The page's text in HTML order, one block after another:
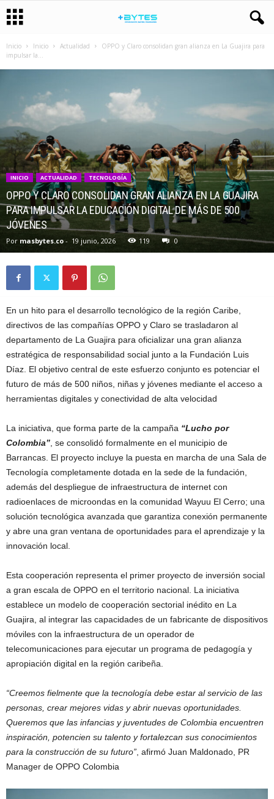
Inicio Inicio Actualidad
OPPO y Claro consolidan gran alianza en La Guajira para
impulsar la...
INICIO ACTUALIDAD TECNOLOGÍA
OPPO Y CLARO CONSOLIDAN GRAN ALIANZA EN LA GUAJIRA
PARA IMPULSAR LA EDUCACIÓN DIGITAL DE MÁS DE 500
JÓVENES
Por masbytes.co - 19 junio, 2026 119 0
En un hito para el desarrollo tecnológico de la región Caribe,
directivos de las compañías OPPO y Claro se trasladaron al
departamento de La Guajira para oficializar una gran alianza
estratégica de responsabilidad social junto a la Fundación Luis
Díaz. El objetivo central de este esfuerzo conjunto es potenciar el
futuro de más de 500 niños, niñas y jóvenes mediante el acceso a
herramientas digitales y conectividad de alta velocidad
La iniciativa, que forma parte de la campaña “Lucho por
Colombia” , se consolidó formalmente en el municipio de
Barrancas. El proyecto incluye la puesta en marcha de una Sala de
Tecnología completamente dotada en la sede de la fundación,
además del despliegue de infraestructura de internet con
radioenlaces de microondas en la comunidad Wayuu El Cerro; una
solución tecnológica avanzada que garantiza conexión permanente
y abre una gran ventana de oportunidades para el aprendizaje y la
innovación local.
Esta cooperación representa el primer proyecto de inversión social
a gran escala de OPPO en el territorio nacional. La iniciativa
establece un modelo de cooperación sectorial inédito en La
Guajira, al integrar las capacidades de un fabricante de dispositivos
móviles con la infraestructura de un operador de
telecomunicaciones para ejecutar un programa de pedagogía y
apropiación digital en la región caribeña.
“Creemos fielmente que la tecnología debe estar al servicio de las
personas, crear mejores vidas y abrir nuevas oportunidades.
Queremos que las infancias y juventudes de Colombia encuentren
inspiración, potencien su talento y fortalezcan sus conocimientos
para la construcción de su futuro” , afirmó Juan Maldonado, PR
Manager de OPPO Colombia